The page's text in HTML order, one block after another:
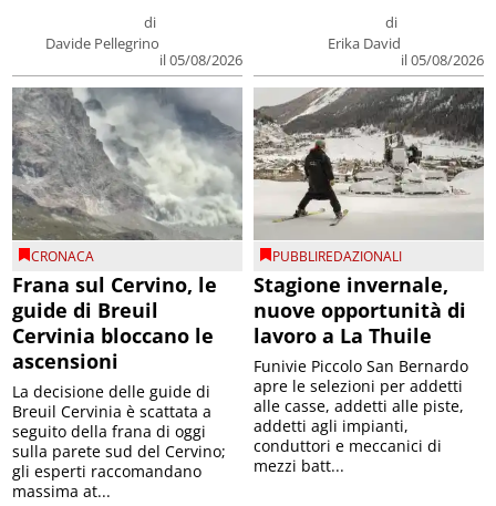
di
Davide Pellegrino
il 05/08/2026
di
Erika David
il 05/08/2026
CRONACA
Frana sul Cervino, le
guide di Breuil
Cervinia bloccano le
ascensioni
La decisione delle guide di
Breuil Cervinia è scattata a
seguito della frana di oggi
sulla parete sud del Cervino;
gli esperti raccomandano
massima at...
PUBBLIREDAZIONALI
Stagione invernale,
nuove opportunità di
lavoro a La Thuile
Funivie Piccolo San Bernardo
apre le selezioni per addetti
alle casse, addetti alle piste,
addetti agli impianti,
conduttori e meccanici di
mezzi batt...